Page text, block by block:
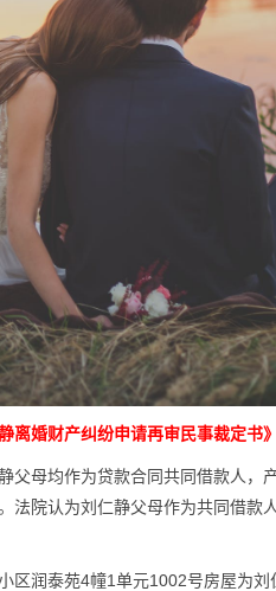
婚财产纠纷申请再审民事裁定书》
父母均作为贷款合同共同借款人，
法院认为刘仁静父母作为共同借款
区润泰苑4幢1单元1002号房屋为刘